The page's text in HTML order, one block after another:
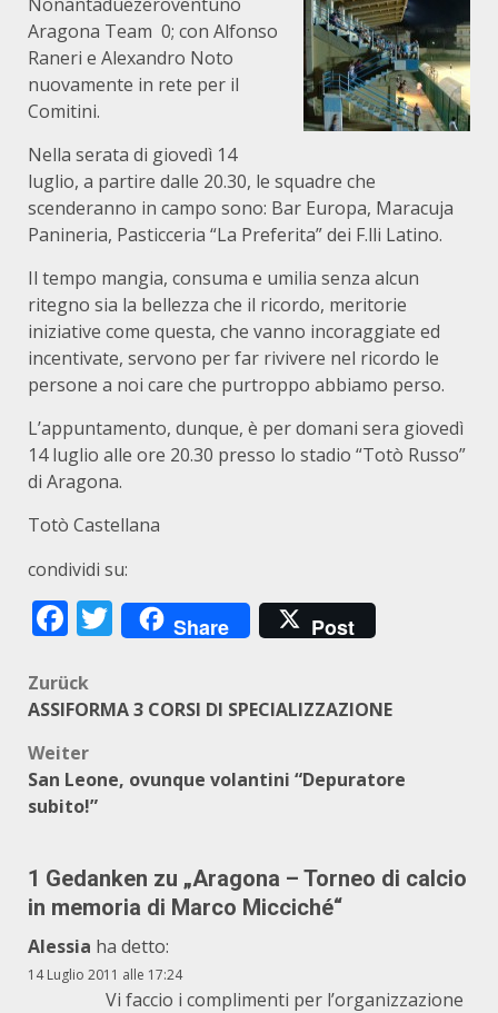
Aragona Team 0; con Alfonso
Raneri e Alexandro Noto
nuovamente in rete per il
Comitini.
Nella serata di giovedì 14
luglio, a partire dalle 20.30, le squadre che
scenderanno in campo sono: Bar Europa, Maracuja
Panineria, Pasticceria “La Preferita” dei F.lli Latino.
Il tempo mangia, consuma e umilia senza alcun
ritegno sia la bellezza che il ricordo, meritorie
iniziative come questa, che vanno incoraggiate ed
incentivate, servono per far rivivere nel ricordo le
persone a noi care che purtroppo abbiamo perso.
L’appuntamento, dunque, è per domani sera giovedì
14 luglio alle ore 20.30 presso lo stadio “Totò Russo”
di Aragona.
Totò Castellana
condividi su:
Facebook
Twitter
Share Post
Beitragsnavigation
Zurück
ASSIFORMA 3 CORSI DI SPECIALIZZAZIONE
Weiter
San Leone, ovunque volantini “Depuratore
subito!”
1 Gedanken zu „Aragona – Torneo di calcio
in memoria di Marco Micciché“
Alessia ha detto:
14 Luglio 2011 alle 17:24
Vi faccio i complimenti per l’organizzazione